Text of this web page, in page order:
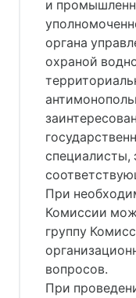
и
органа
охраной
специалисты,
При
Комиссии
группу
вопросов.
При